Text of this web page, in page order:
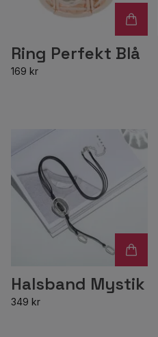
Ring Perfekt Blå
169 kr
Halsband Mystik
349 kr